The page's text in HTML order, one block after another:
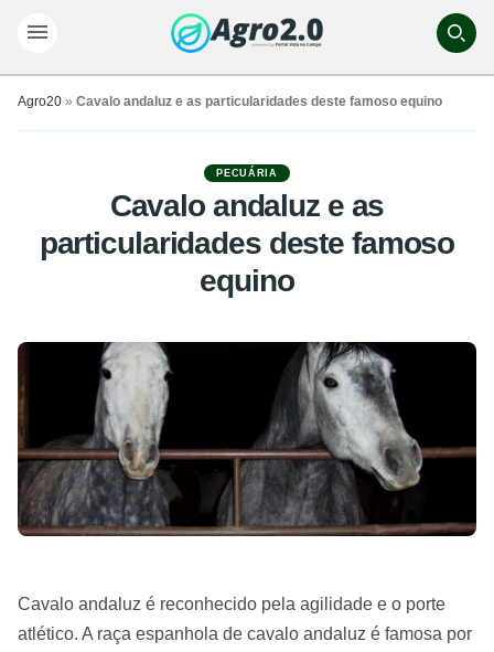
Agro20 » Cavalo andaluz e as particularidades deste famoso equino
PECUÁRIA
Cavalo andaluz e as
particularidades deste famoso
equino
Cavalo andaluz é reconhecido pela agilidade e o porte
atlético. A raça espanhola de cavalo andaluz é famosa por